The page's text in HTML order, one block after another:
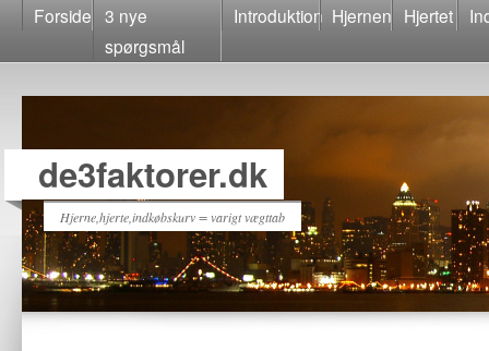
Forside 3 nye
spørgsmål
Introduktion Hjernen Hjertet
de3faktorer.dk
Hjerne,hjerte,indkøbskurv = varigt vægttab